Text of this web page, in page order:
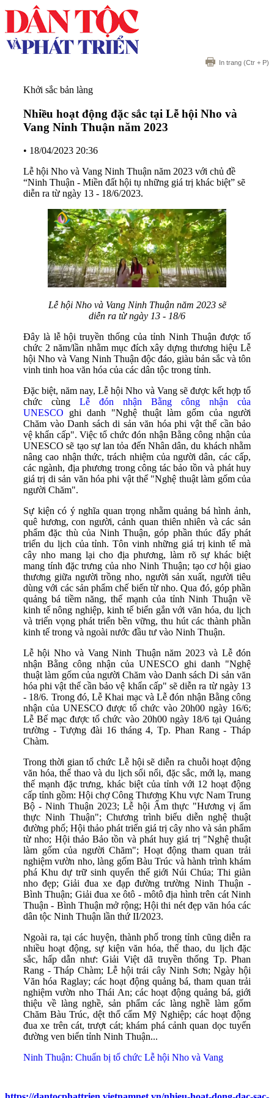
In trang (Ctr + P)
Khởi sắc bản làng
Nhiều hoạt động đặc sắc tại Lễ hội Nho và
Vang Ninh Thuận năm 2023
• 18/04/2023 20:36
Lễ hội Nho và Vang Ninh Thuận năm 2023 với chủ đề
“Ninh Thuận - Miền đất hội tụ những giá trị khác biệt” sẽ
diễn ra từ ngày 13 - 18/6/2023.
Lễ hội Nho và Vang Ninh Thuận năm 2023 sẽ
diễn ra từ ngày 13 - 18/6
Đây là lễ hội truyền thống của tỉnh Ninh Thuận được tổ
chức 2 năm/lần nhằm mục đích xây dựng thương hiệu Lễ
hội Nho và Vang Ninh Thuận độc đáo, giàu bản sắc và tôn
vinh tinh hoa văn hóa của các dân tộc trong tỉnh.
Đặc biệt, năm nay, Lễ hội Nho và Vang sẽ được kết hợp tổ
chức cùng Lễ đón nhận Bằng công nhận của
UNESCO ghi danh "Nghệ thuật làm gốm của người
Chăm vào Danh sách di sản văn hóa phi vật thể cần bảo
vệ khẩn cấp". Việc tổ chức đón nhận Bằng công nhận của
UNESCO sẽ tạo sự lan tỏa đến Nhân dân, du khách nhằm
nâng cao nhận thức, trách nhiệm của người dân, các cấp,
các ngành, địa phương trong công tác bảo tồn và phát huy
giá trị di sản văn hóa phi vật thể "Nghệ thuật làm gốm của
người Chăm".
Sự kiện có ý nghĩa quan trọng nhằm quảng bá hình ảnh,
quê hương, con người, cảnh quan thiên nhiên và các sản
phẩm đặc thù của Ninh Thuận, góp phần thúc đẩy phát
triển du lịch của tỉnh. Tôn vinh những giá trị kinh tế mà
cây nho mang lại cho địa phương, làm rõ sự khác biệt
mang tính đặc trưng của nho Ninh Thuận; tạo cơ hội giao
thương giữa người trồng nho, người sản xuất, người tiêu
dùng với các sản phẩm chế biến từ nho. Qua đó, góp phần
quảng bá tiềm năng, thế mạnh của tỉnh Ninh Thuận về
kinh tế nông nghiệp, kinh tế biển gắn với văn hóa, du lịch
và triển vọng phát triển bền vững, thu hút các thành phần
kinh tế trong và ngoài nước đầu tư vào Ninh Thuận.
Lễ hội Nho và Vang Ninh Thuận năm 2023 và Lễ đón
nhận Bằng công nhận của UNESCO ghi danh "Nghệ
thuật làm gốm của người Chăm vào Danh sách Di sản văn
hóa phi vật thể cần bảo vệ khẩn cấp" sẽ diễn ra từ ngày 13
- 18/6. Trong đó, Lễ Khai mạc và Lễ đón nhận Bằng công
nhận của UNESCO được tổ chức vào 20h00 ngày 16/6;
Lễ Bế mạc được tổ chức vào 20h00 ngày 18/6 tại Quảng
trường - Tượng đài 16 tháng 4, Tp. Phan Rang - Tháp
Chàm.
Trong thời gian tổ chức Lễ hội sẽ diễn ra chuỗi hoạt động
văn hóa, thể thao và du lịch sổi nổi, đặc sắc, mới lạ, mang
thế mạnh đặc trưng, khác biệt của tỉnh với 12 hoạt động
cấp tỉnh gồm: Hội chợ Công Thương Khu vực Nam Trung
Bộ - Ninh Thuận 2023; Lễ hội Ẩm thực "Hương vị ẩm
thực Ninh Thuận"; Chương trình biểu diễn nghệ thuật
đường phố; Hội thảo phát triển giá trị cây nho và sản phẩm
từ nho; Hội thảo Bảo tồn và phát huy giá trị "Nghệ thuật
làm gốm của người Chăm"; Hoạt động tham quan trải
nghiệm vườn nho, làng gốm Bàu Trúc và hành trình khám
phá Khu dự trữ sinh quyển thế giới Núi Chúa; Thi giàn
nho đẹp; Giải đua xe đạp đường trường Ninh Thuận -
Bình Thuận; Giải đua xe ôtô - môtô địa hình trên cát Ninh
Thuận - Bình Thuận mở rộng; Hội thi nét đẹp văn hóa các
dân tộc Ninh Thuận lần thứ II/2023.
Ngoài ra, tại các huyện, thành phố trong tỉnh cũng diễn ra
nhiều hoạt động, sự kiện văn hóa, thể thao, du lịch đặc
sắc, hấp dẫn như: Giải Việt dã truyền thống Tp. Phan
Rang - Tháp Chàm; Lễ hội trái cây Ninh Sơn; Ngày hội
Văn hóa Raglay; các hoạt động quảng bá, tham quan trải
nghiệm vườn nho Thái An; các hoạt động quảng bá, giới
thiệu về làng nghề, sản phẩm các làng nghề làm gốm
Chăm Bàu Trúc, dệt thổ cẩm Mỹ Nghiệp; các hoạt động
đua xe trên cát, trượt cát; khám phá cảnh quan dọc tuyến
đường ven biển tỉnh Ninh Thuận...
Ninh Thuận: Chuẩn bị tổ chức Lễ hội Nho và Vang